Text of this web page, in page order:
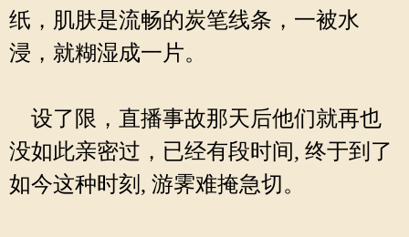
纸，肌肤是流畅的炭笔线条，一被水
浸，就糊湿成一片。
设了限，直播事故那天后他们就再也
没如此亲密过，已经有段时间, 终于到了
如今这种时刻, 游霁难掩急切。